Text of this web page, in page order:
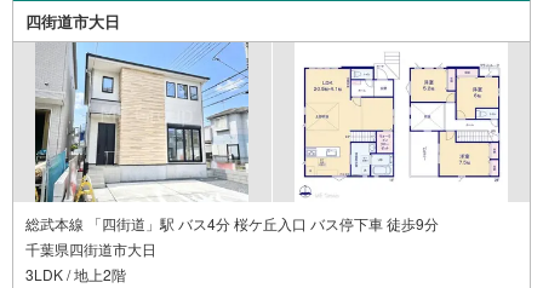
四街道市大日
総武本線 「四街道」駅 バス4分 桜ケ丘入口 バス停下車 徒歩9分
千葉県四街道市大日
3LDK / 地上2階